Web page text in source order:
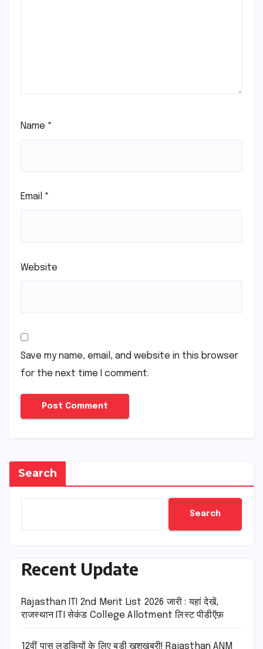
Name *
Email *
Website
Save my name, email, and website in this browser
for the next time I comment.
Search
Search
Recent Update
Rajasthan ITI 2nd Merit List 2026 जारी : यहां देखें,
राजस्थान ITI सेकंड College Allotment लिस्ट पीडीऍफ़
12वीं पास लड़कियों के लिए बड़ी खुशखबरी! Rajasthan ANM